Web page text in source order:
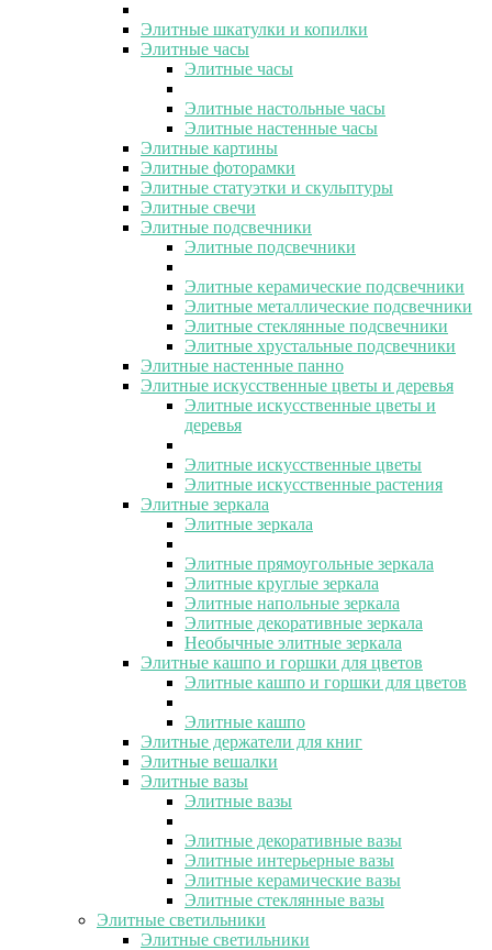
Элитные шкатулки и копилки
Элитные часы
Элитные часы
Элитные настольные часы
Элитные настенные часы
Элитные картины
Элитные фоторамки
Элитные статуэтки и скульптуры
Элитные свечи
Элитные подсвечники
Элитные подсвечники
Элитные керамические подсвечники
Элитные металлические подсвечники
Элитные стеклянные подсвечники
Элитные хрустальные подсвечники
Элитные настенные панно
Элитные искусственные цветы и деревья
Элитные искусственные цветы и
деревья
Элитные искусственные цветы
Элитные искусственные растения
Элитные зеркала
Элитные зеркала
Элитные прямоугольные зеркала
Элитные круглые зеркала
Элитные напольные зеркала
Элитные декоративные зеркала
Необычные элитные зеркала
Элитные кашпо и горшки для цветов
Элитные кашпо и горшки для цветов
Элитные кашпо
Элитные держатели для книг
Элитные вешалки
Элитные вазы
Элитные вазы
Элитные декоративные вазы
Элитные интерьерные вазы
Элитные керамические вазы
Элитные стеклянные вазы
Элитные светильники
Элитные светильники